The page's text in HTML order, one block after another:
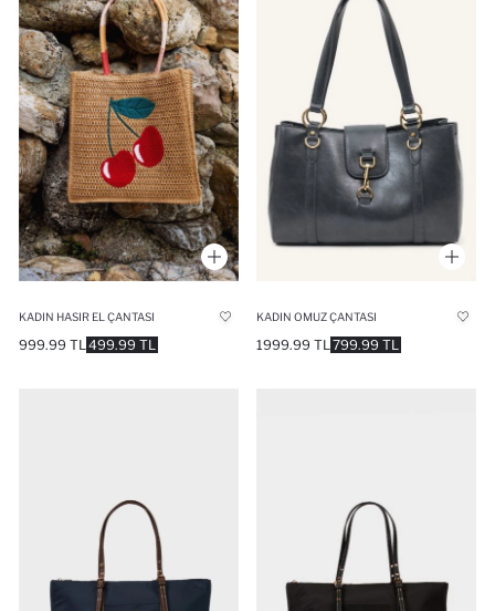
KADIN HASIR EL ÇANTASI
499.99 TL
999.99 TL
KADIN OMUZ ÇANTASI
799.99 TL
1999.99 TL